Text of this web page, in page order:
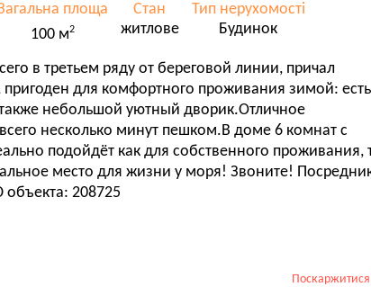
площа
100 м2
Стан
житлове
Тип нерухомості
Будинок
в третьем ряду от береговой линии, причал
для комфортного проживания зимой: есть
небольшой уютный дворик.Отличное
несколько минут пешком.В доме 6 комнат с
подойдёт как для собственного проживания,
место для жизни у моря! Звоните!
объекта: 208725
Поскаржитися